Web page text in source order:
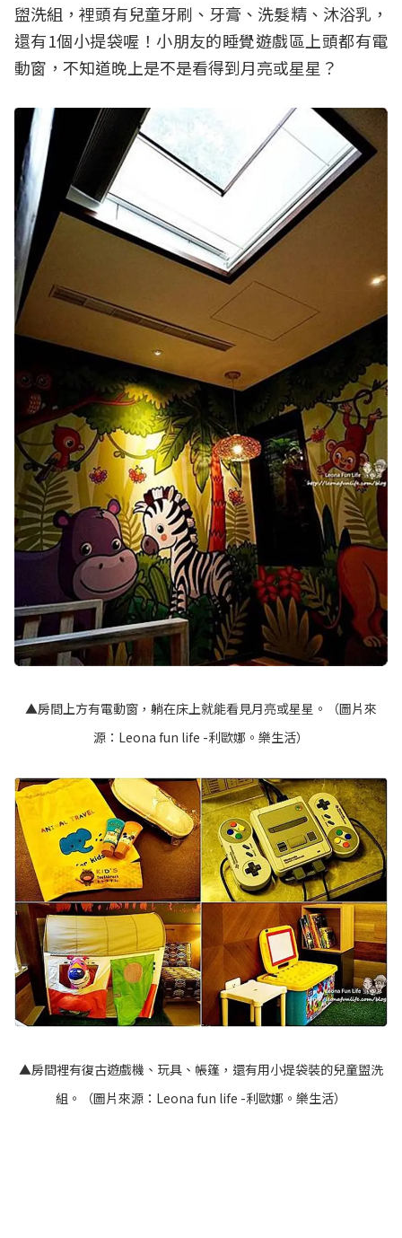
盥洗組，裡頭有兒童牙刷、牙膏、洗髮精、沐浴乳，
還有1個小提袋喔！小朋友的睡覺遊戲區上頭都有電
動窗，不知道晚上是不是看得到月亮或星星？
▲房間上方有電動窗，躺在床上就能看見月亮或星星。（圖片來
源： Leona fun life -利歐娜。樂生活）
▲房間裡有復古遊戲機、玩具、帳篷，還有用小提袋裝的兒童盥洗
組。（圖片來源： Leona fun life -利歐娜。樂生活）